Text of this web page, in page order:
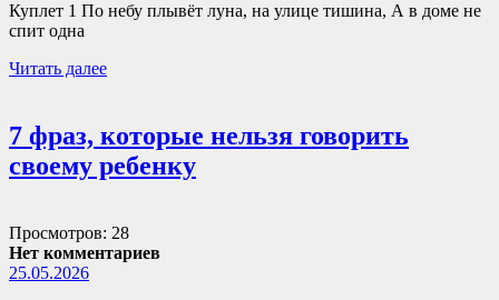
Куплет 1 По небу плывёт луна, на улице тишина, А в доме не
спит одна
Читать далее
7 фраз, которые нельзя говорить
своему ребенку
Просмотров: 28
Нет комментариев
25.05.2026